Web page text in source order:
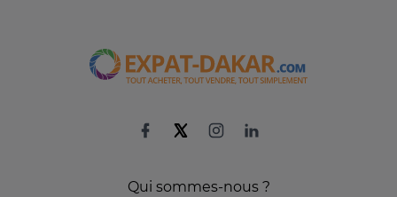
Qui sommes-nous ?